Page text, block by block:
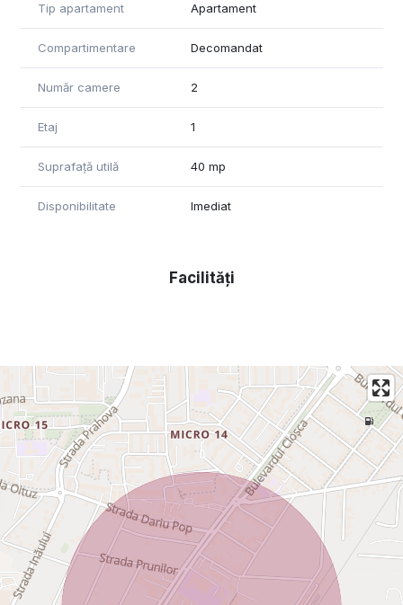
pe telefonul mobil,camere de supravegheat pe
holul de la intrare si fatada blocului.
Preț: 52000 Euro negociabil.
Detalii in privat.
Tip apartament Apartament
Compartimentare Decomandat
Număr camere 2
Etaj 1
Suprafață utilă 40 mp
Disponibilitate Imediat
Facilități